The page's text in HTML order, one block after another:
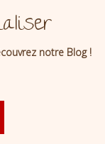
notre Blog !